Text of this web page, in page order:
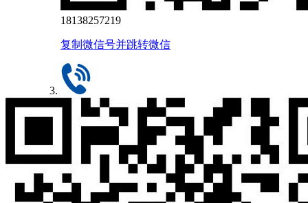
18138257219
复制微信号并跳转微信